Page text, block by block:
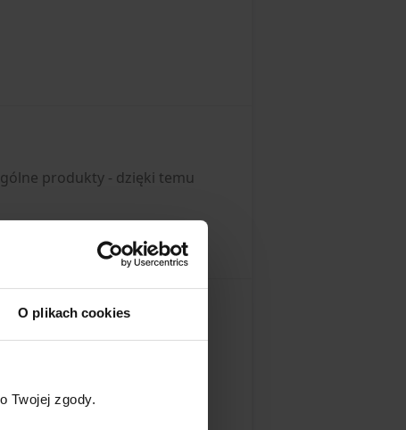
O plikach cookies
Twojej zgody.
produkty - dzięki temu